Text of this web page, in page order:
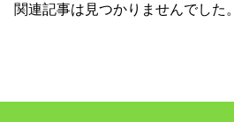
関連記事は見つかりませんでした。